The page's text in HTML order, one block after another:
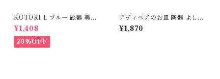
KOTORI L ブルー 磁器 美濃
焼
¥1,408
20%OFF
テディベアのお皿 陶器 よしざ
わ窯
¥1,870